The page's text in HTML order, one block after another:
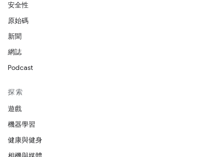
安全性
原始碼
新聞
網誌
Podcast
探索
遊戲
機器學習
健康與健身